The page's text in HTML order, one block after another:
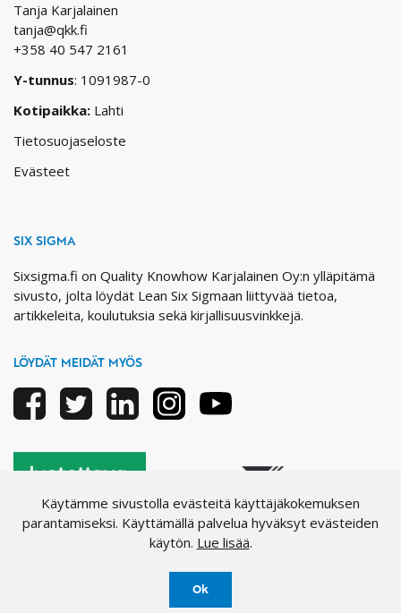
Tanja Karjalainen
tanja@qkk.fi
+358 40 547 2161
Y-tunnus: 1091987-0
Kotipaikka: Lahti
Tietosuojaseloste
Evästeet
SIX SIGMA
Sixsigma.fi on Quality Knowhow Karjalainen Oy:n ylläpitämä
sivusto, jolta löydät Lean Six Sigmaan liittyvää tietoa,
artikkeleita, koulutuksia sekä kirjallisuusvinkkejä.
LÖYDÄT MEIDÄT MYÖS
FacebookTwitter LinkedinInstagramYoutube
Käytämme sivustolla evästeitä käyttäjäkokemuksen
parantamiseksi. Käyttämällä palvelua hyväksyt evästeiden
käytön. Lue lisää.
Ok